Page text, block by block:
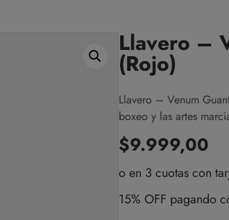
Llavero –
(Rojo)
Llavero – Venum
boxeo y las artes
$9.999,00
o en 3 cuotas con
15% OFF pagando